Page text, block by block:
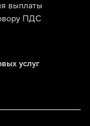
выплаты
ПДС
услуг